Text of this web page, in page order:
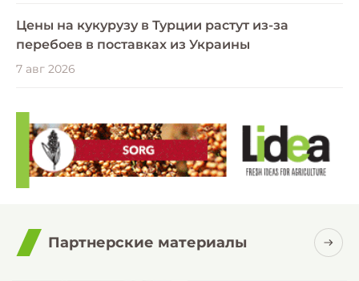
Цены на кукурузу в Турции растут из-за
перебоев в поставках из Украины
7 авг 2026
Партнерские материалы